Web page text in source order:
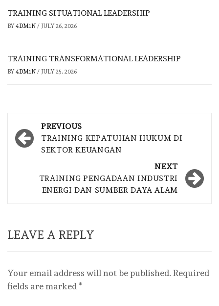
TRAINING SITUATIONAL LEADERSHIP
BY 4DM1N / JULY 26, 2026
TRAINING TRANSFORMATIONAL LEADERSHIP
BY 4DM1N / JULY 25, 2026
Post
navigation
PREVIOUS
TRAINING KEPATUHAN HUKUM DI
SEKTOR KEUANGAN
NEXT
TRAINING PENGADAAN INDUSTRI
ENERGI DAN SUMBER DAYA ALAM
LEAVE A REPLY
Your email address will not be published. Required
fields are marked *